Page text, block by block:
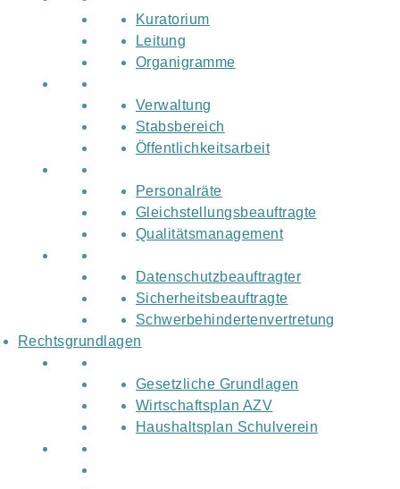
Kuratorium
Leitung
Organigramme
Verwaltung
Stabsbereich
Öffentlichkeitsarbeit
Personalräte
Gleichstellungsbeauftragte
Qualitätsmanagement
Datenschutzbeauftragter
Sicherheitsbeauftragte
Schwerbehindertenvertretung
Rechtsgrundlagen
Gesetzliche Grundlagen
Wirtschaftsplan AZV
Haushaltsplan Schulverein